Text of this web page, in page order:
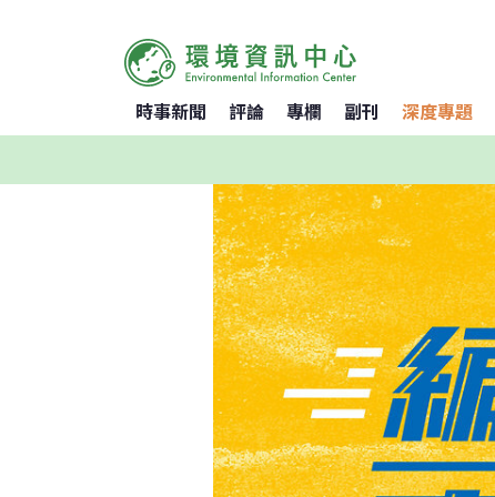
時事新聞 評論 專欄 副刊 深度專題